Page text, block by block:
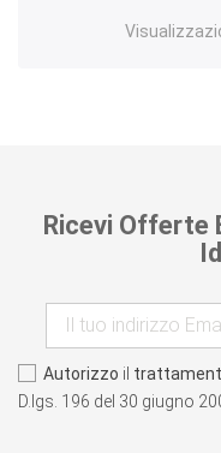
Ricevi Offerte
Autorizzo il
D.lgs. 196 del 30 giugno